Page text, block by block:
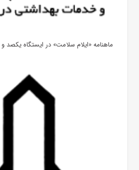
ماهنامه «ایلام سلامت» در ایستگاه